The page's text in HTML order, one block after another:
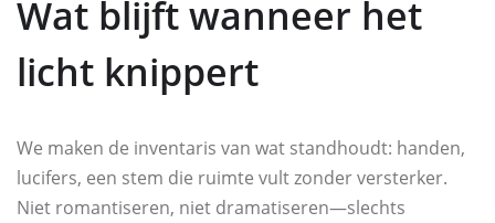
Wat blijft wanneer het
licht knippert
We maken de inventaris van wat standhoudt: handen,
lucifers, een stem die ruimte vult zonder versterker.
Niet romantiseren, niet dramatiseren—slechts